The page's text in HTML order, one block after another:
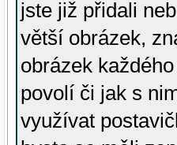
jste již přidali
větší obrázek,
obrázek
povolí či jak s
využívat